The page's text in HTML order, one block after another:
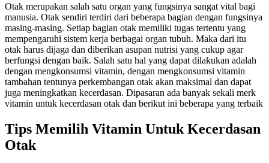
Otak merupakan salah satu organ yang fungsinya sangat vital bagi
manusia. Otak sendiri terdiri dari beberapa bagian dengan fungsinya
masing-masing. Setiap bagian otak memiliki tugas tertentu yang
mempengaruhi sistem kerja berbagai organ tubuh. Maka dari itu
otak harus dijaga dan diberikan asupan nutrisi yang cukup agar
berfungsi dengan baik. Salah satu hal yang dapat dilakukan adalah
dengan mengkonsumsi vitamin, dengan mengkonsumsi vitamin
tambahan tentunya perkembangan otak akan maksimal dan dapat
juga meningkatkan kecerdasan. Dipasaran ada banyak sekali merk
vitamin untuk kecerdasan otak dan berikut ini beberapa yang terbaik
Tips Memilih Vitamin Untuk Kecerdasan
Otak